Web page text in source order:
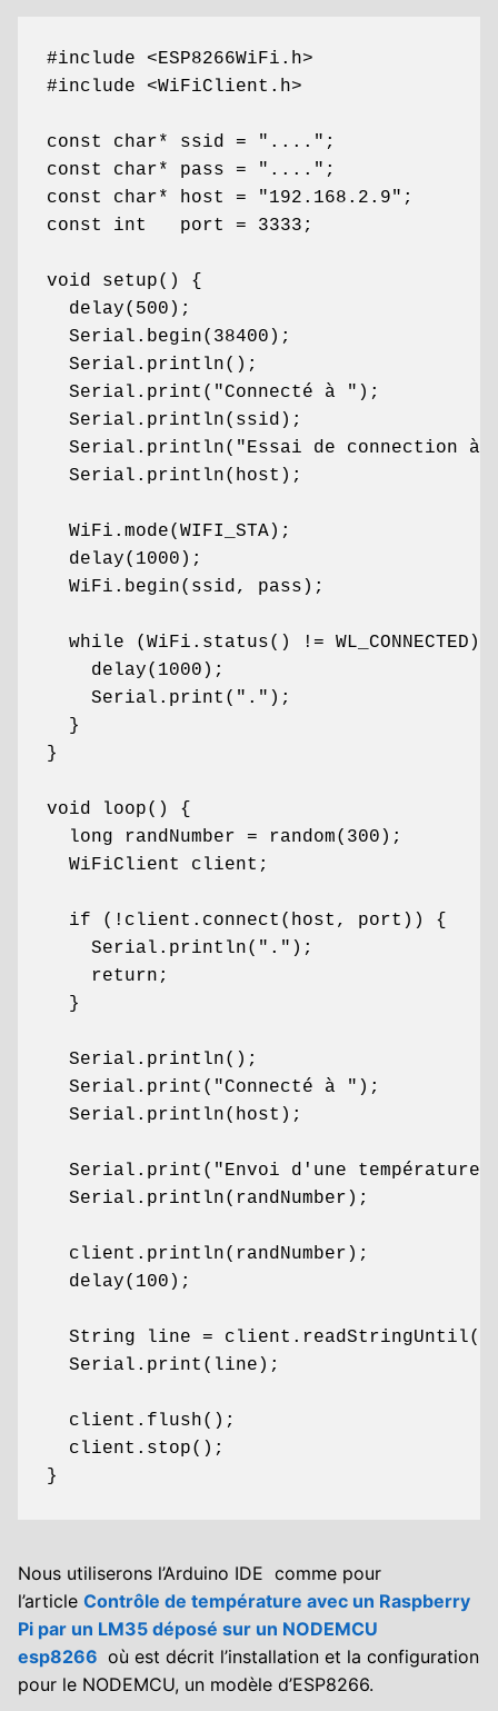
#include <ESP8266WiFi.h>
#include <WiFiClient.h>
const char* ssid = "....";
const char* pass = "....";
const char* host = "192.168.2.9";
const int   port = 3333;
void setup() {
  delay(500);
  Serial.begin(38400);
  Serial.println();
  Serial.print("Connecté à ");
  Serial.println(ssid);
Serial.println("Essai de connection à
  Serial.println(host);
  WiFi.mode(WIFI_STA);
  delay(1000);
  WiFi.begin(ssid, pass);
while (WiFi.status() != WL_CONNECTED)
    delay(1000);
    Serial.print(".");
  }
}
void loop() {
  long randNumber = random(300);
  WiFiClient client;
  if (!client.connect(host, port)) {
    Serial.println(".");
    return;
  }
  Serial.println();
  Serial.print("Connecté à ");
  Serial.println(host);
Serial.print("Envoi d'une température:
  Serial.println(randNumber);
  client.println(randNumber);
  delay(100);
String line =
  Serial.print(line);
  client.flush();
  client.stop();
}
Nous utiliserons l’Arduino IDE comme pour
l’article Contrôle de température avec un Raspberry
Pi par un LM35 déposé sur un NODEMCU
esp8266 où est décrit l’installation et la configuration
pour le NODEMCU, un modèle d’ESP8266.